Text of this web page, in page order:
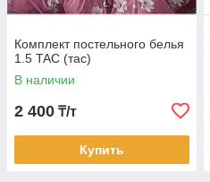
Комплект постельного белья
1.5 TAC (тас)
В наличии
2 400 ₸/т
Купить